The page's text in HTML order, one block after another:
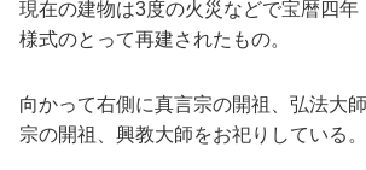
現在の建物は3度の火災などで宝暦四年
様式のとって再建されたもの。
向かって右側に真言宗の開祖、弘法大
宗の開祖、興教大師をお祀りしている。